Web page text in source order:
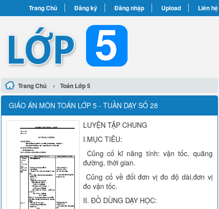
Trang Chủ Đăng ký Đăng nhập Upload Liên hệ
Trang Chủ › Toán Lớp 5
GIÁO ÁN MÔN TOÁN LỚP 5 - TUẦN DẠY SỐ 28
LUYỆN TẬP CHUNG
I.MỤC TIÊU:
Củng cố kĩ năng tính: vận tốc, quãng
đường, thời gian.
Củng cố về đổi đơn vị đo độ dài,đơn vị
đo vận tốc.
II. ĐỒ DÙNG DẠY HỌC: